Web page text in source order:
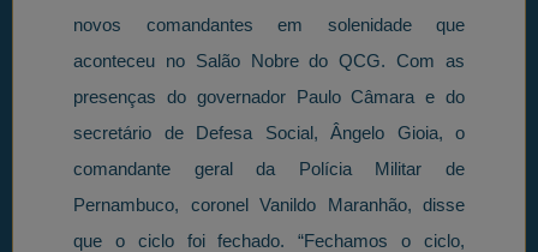
novos comandantes em solenidade que
aconteceu no Salão Nobre do QCG. Com as
presenças do governador Paulo Câmara e do
secretário de Defesa Social, Ângelo Gioia, o
comandante geral da Polícia Militar de
Pernambuco, coronel Vanildo Maranhão, disse
que o ciclo foi fechado. “Fechamos o ciclo,